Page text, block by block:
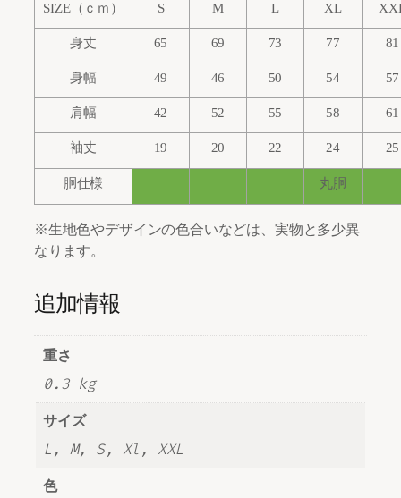
SIZE（ｃｍ） S M L XL
身丈 65 69 73 77 81
身幅 49 46 50 54 57
肩幅 42 52 55 58 61
袖丈 19 20 22 24 25
胴仕様 丸胴
※生地色やデザインの色合いなどは、実物と多少異
なります。
追加情報
重さ
0.3 kg
サイズ
L, M, S, Xl, XXL
色